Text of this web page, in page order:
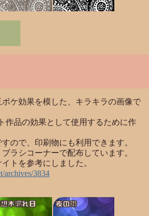
ケ効果を模した、キラキラの画像で
作品の効果として使用するために作
ので、印刷物にも利用できます。
ラシコーナーで配布しています。
トを参考にしました。
archives/3834
木漏れ日 夜の街